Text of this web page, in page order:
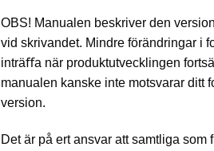
OBS! Manualen beskriver den
vid skrivandet. Mindre förändringar i
inträﬀa när produktutvecklingen
manualen kanske inte motsvarar ditt
version.
Det är på ert ansvar att samtliga som